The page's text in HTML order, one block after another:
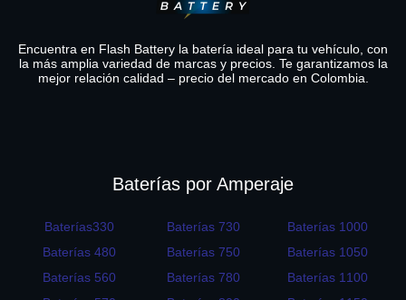
Encuentra en Flash Battery la batería ideal para tu vehículo, con
la más amplia variedad de marcas y precios. Te garantizamos la
mejor relación calidad – precio del mercado en Colombia.
Baterías por Amperaje
Baterías330
Baterías 480
Baterías 560
Baterías 730
Baterías 750
Baterías 780
Baterías 1000
Baterías 1050
Baterías 1100